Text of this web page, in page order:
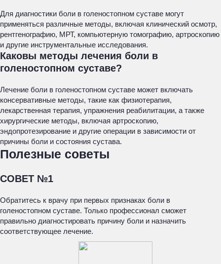
Для диагностики боли в голеностопном суставе могут
применяться различные методы, включая клинический осмотр,
рентгенографию, МРТ, компьютерную томографию, артроскопию
и другие инструментальные исследования.
Каковы методы лечения боли в
голеностопном суставе?
Лечение боли в голеностопном суставе может включать
консервативные методы, такие как физиотерапия,
лекарственная терапия, упражнения реабилитации, а также
хирургические методы, включая артроскопию,
эндопротезирование и другие операции в зависимости от
причины боли и состояния сустава.
Полезные советы
СОВЕТ №1
Обратитесь к врачу при первых признаках боли в
голеностопном суставе. Только профессионал сможет
правильно диагностировать причину боли и назначить
соответствующее лечение.